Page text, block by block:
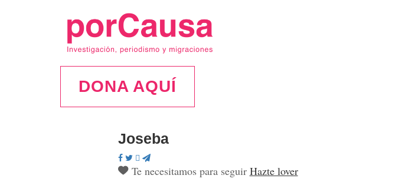
DONA AQUÍ
Joseba
Te necesitamos para seguir Hazte lover